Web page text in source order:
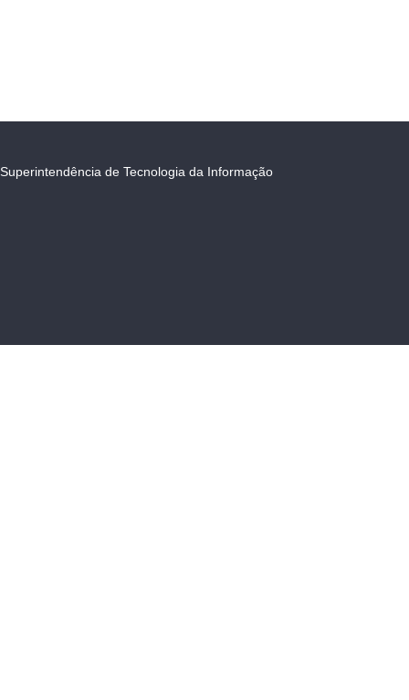
Superintendência de Tecnologia da Informação